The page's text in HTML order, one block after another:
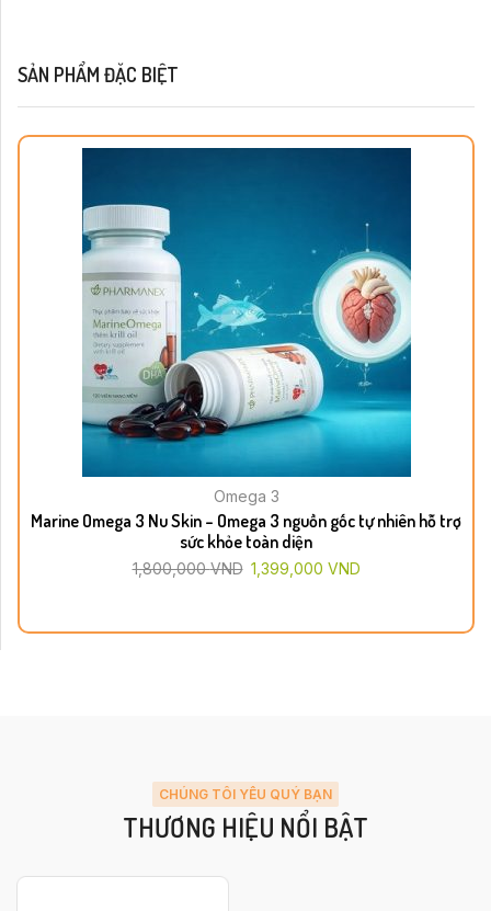
SẢN PHẨM ĐẶC BIỆT
Omega 3
Marine Omega 3 Nu Skin – Omega 3 nguồn gốc tự nhiên hỗ trợ
sức khỏe toàn diện
1,800,000VND 1,399,000 VND
CHÚNG TÔI YÊU QUÝ BẠN
THƯƠNG HIỆU NỔI BẬT